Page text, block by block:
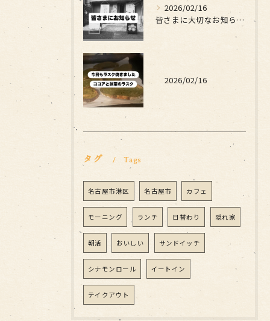
2026/02/16
皆さまに大切なお知らせです
2026/02/16
タグ Tags
名古屋市港区 名古屋市 カフェ
モーニング ランチ 日替わり 隠れ家
朝活 おいしい サンドイッチ
シナモンロール イートイン
テイクアウト